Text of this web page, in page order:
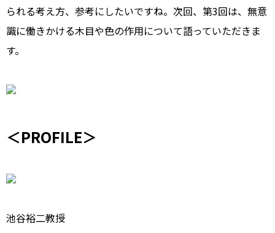
られる考え方、参考にしたいですね。次回、第3回は、無意
識に働きかける木目や色の作用について語っていただきま
す。
＜PROFILE＞
池谷裕二教授